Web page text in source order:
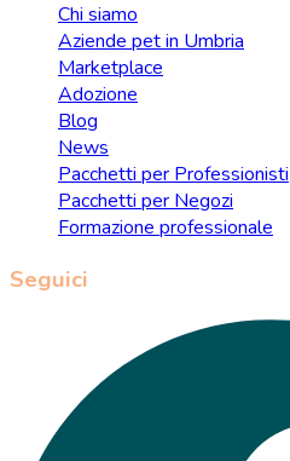
Chi siamo
Aziende pet in Umbria
Marketplace
Adozione
Blog
News
Pacchetti per Professionisti
Pacchetti per Negozi
Formazione professionale
Seguici